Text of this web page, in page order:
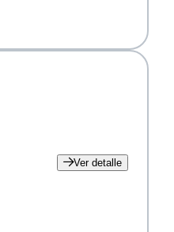
Ver detalle